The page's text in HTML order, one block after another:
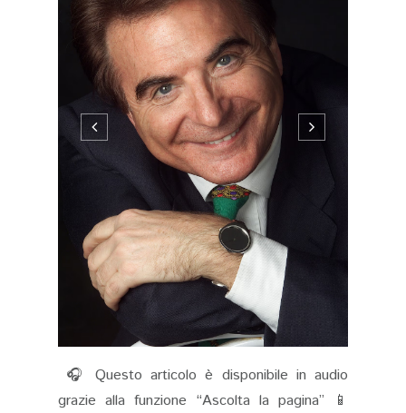
🎧 Questo articolo è disponibile in audio
grazie alla funzione “Ascolta la pagina” 📱